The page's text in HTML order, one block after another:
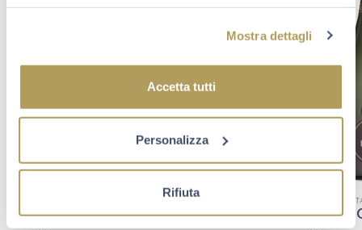
Mostra dettagli
Accetta tutti
Personalizza
Rifiuta
CUVÉE J.R.E. N°7